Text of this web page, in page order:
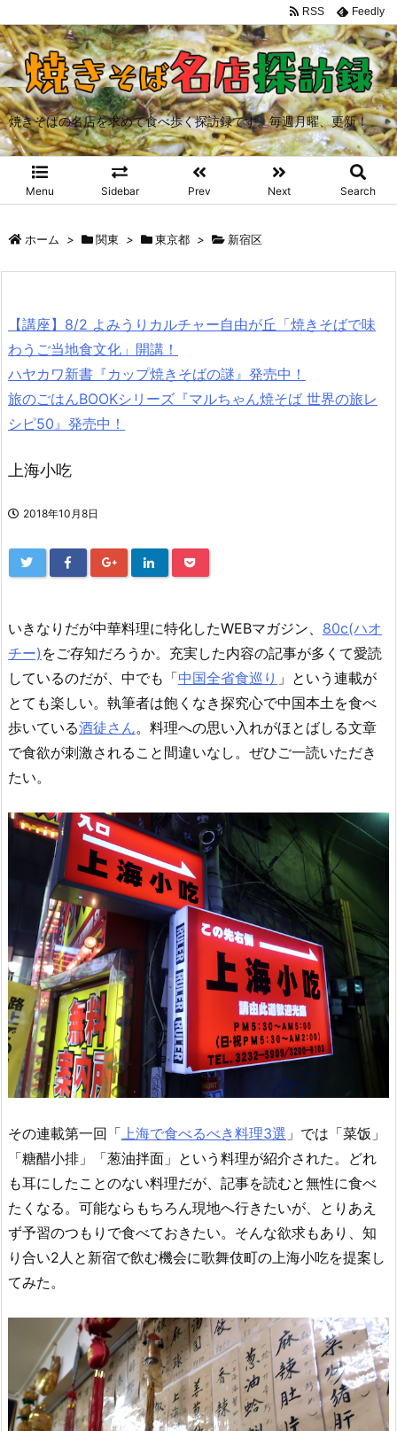
焼きそばの名店を求めて食べ歩く探訪録です。毎週月曜、更新！
Menu Sidebar Prev Next Search
RSS Feedly
ホーム > 関東 > 東京都 > 新宿区
【講座】8/2 よみうりカルチャー自由が丘「焼きそばで味
わうご当地食文化」開講！
ハヤカワ新書『カップ焼きそばの謎』発売中！
旅のごはんBOOKシリーズ『マルちゃん焼そば 世界の旅レ
シピ50』発売中！
上海小吃
2018年10月8日
いきなりだが中華料理に特化したWEBマガジン、 80c(ハオ
チー) をご存知だろうか。充実した内容の記事が多くて愛読
しているのだが、中でも「中国全省食巡り 」という連載が
とても楽しい。執筆者は飽くなき探究心で中国本土を食べ
歩いている酒徒さん。料理への思い入れがほとばしる文章
で食欲が刺激されること間違いなし。ぜひご一読いただき
たい。
その連載第一回「上海で食べるべき料理3選 」では「菜饭」
「糖醋小排」「葱油拌面」という料理が紹介された。どれ
も耳にしたことのない料理だが、記事を読むと無性に食べ
たくなる。可能ならもちろん現地へ行きたいが、とりあえ
ず予習のつもりで食べておきたい。そんな欲求もあり、知
り合い2人と新宿で飲む機会に歌舞伎町の上海小吃を提案し
てみた。